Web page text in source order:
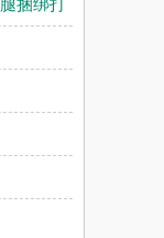
捆绑打